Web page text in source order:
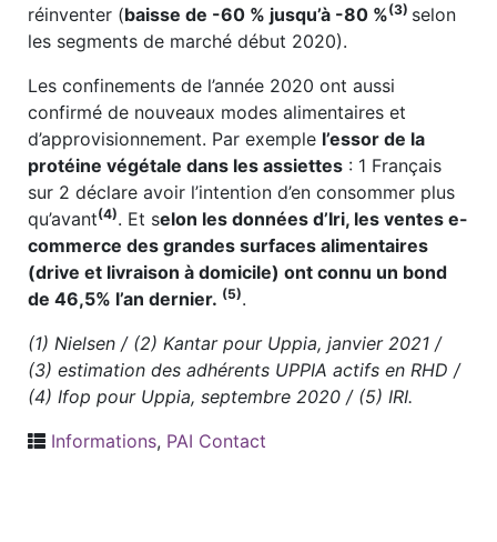
réinventer (baisse de -60 % jusqu’à -80 %(3) selon
les segments de marché début 2020).
Les confinements de l’année 2020 ont aussi
confirmé de nouveaux modes alimentaires et
d’approvisionnement. Par exemple l’essor de la
protéine végétale dans les assiettes : 1 Français
sur 2 déclare avoir l’intention d’en consommer plus
qu’avant(4). Et selon les données d’Iri, les ventes e-
commerce des grandes surfaces alimentaires
(drive et livraison à domicile) ont connu un bond
de 46,5% l’an dernier. (5).
(1) Nielsen / (2) Kantar pour Uppia, janvier 2021 /
(3) estimation des adhérents UPPIA actifs en RHD /
(4) Ifop pour Uppia, septembre 2020 / (5) IRI.
Informations, PAI Contact